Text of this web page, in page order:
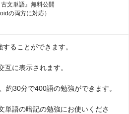
古文単語』無料公開
の両方に対応）
ることができます。
互に表示されます。
約30分で400語の勉強ができます。
単語の暗記の勉強にお使いくださ